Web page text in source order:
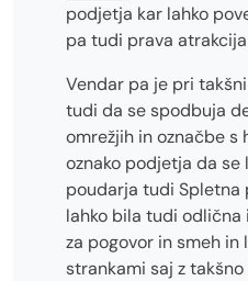
podjetja kar lahko
pa tudi prava
Vendar pa je pri
tudi da se spodbuja
omrežjih in označbe s
oznako podjetja da se
poudarja tudi Spletna
lahko bila tudi odlična
za pogovor in smeh in
strankami saj z